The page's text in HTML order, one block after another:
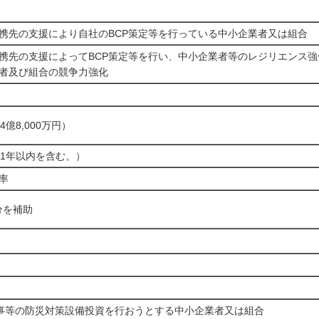
先の支援により自社のBCP策定等を行っている中小企業者又は組合
先の支援によってBCP策定等を行い、中小企業者等のレジリエンス
及び組合の競争力強化
8,000万円）
以内を含む。）
補助
等の防災対策設備投資を行おうとする中小企業者又は組合